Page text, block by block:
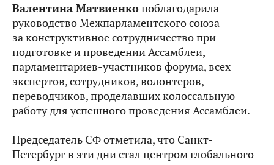
Валентина Матвиенкопоблагодарила
руководство Межпарламентского союза
за конструктивное сотрудничество при
подготовке и проведении Ассамблеи,
парламентариев-участников форума, всех
экспертов, сотрудников, волонтеров,
переводчиков, проделавших колоссальную
работу для успешного проведения Ассамблеи.
Председатель СФ отметила, что Санкт-
Петербург в эти дни стал центром глобального